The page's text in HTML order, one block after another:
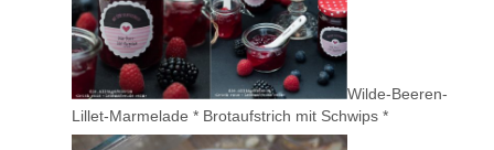
Wilde-Beeren-
Lillet-Marmelade * Brotaufstrich mit Schwips *